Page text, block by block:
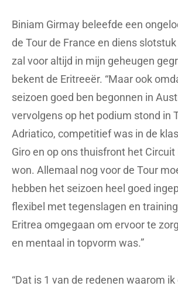
Biniam Girmay beleefde een
de Tour de France en diens slotstuk
zal voor altijd in mijn geheugen
bekent de Eritreeër. “Maar ook
seizoen goed ben begonnen in
vervolgens op het podium stond in
Adriatico, competitief was in de
Giro en op ons thuisfront het Circuit
won. Allemaal nog voor de Tour
hebben het seizoen heel goed
flexibel met tegenslagen en
Eritrea omgegaan om ervoor te
en mentaal in topvorm was.”
“Dat is 1 van de redenen waarom